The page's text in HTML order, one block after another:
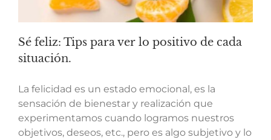
Sé feliz: Tips para ver lo positivo de cada
situación.
La felicidad es un estado emocional, es la
sensación de bienestar y realización que
experimentamos cuando logramos nuestros
objetivos, deseos, etc., pero es algo subjetivo y lo